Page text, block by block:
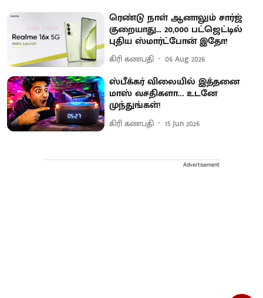
ரெண்டு நாள் ஆனாலும் சார்ஜ்
குறையாது... 20,000 பட்ஜெட்டில்
புதிய ஸ்மார்ட்போன் இதோ!
கிரி கணபதி 06 Aug 2026
ஸ்பீக்கர் விலையில் இத்தனை
மாஸ் வசதிகளா… உடனே
முந்துங்கள்!
கிரி கணபதி 15 Jun 2026
Advertisement